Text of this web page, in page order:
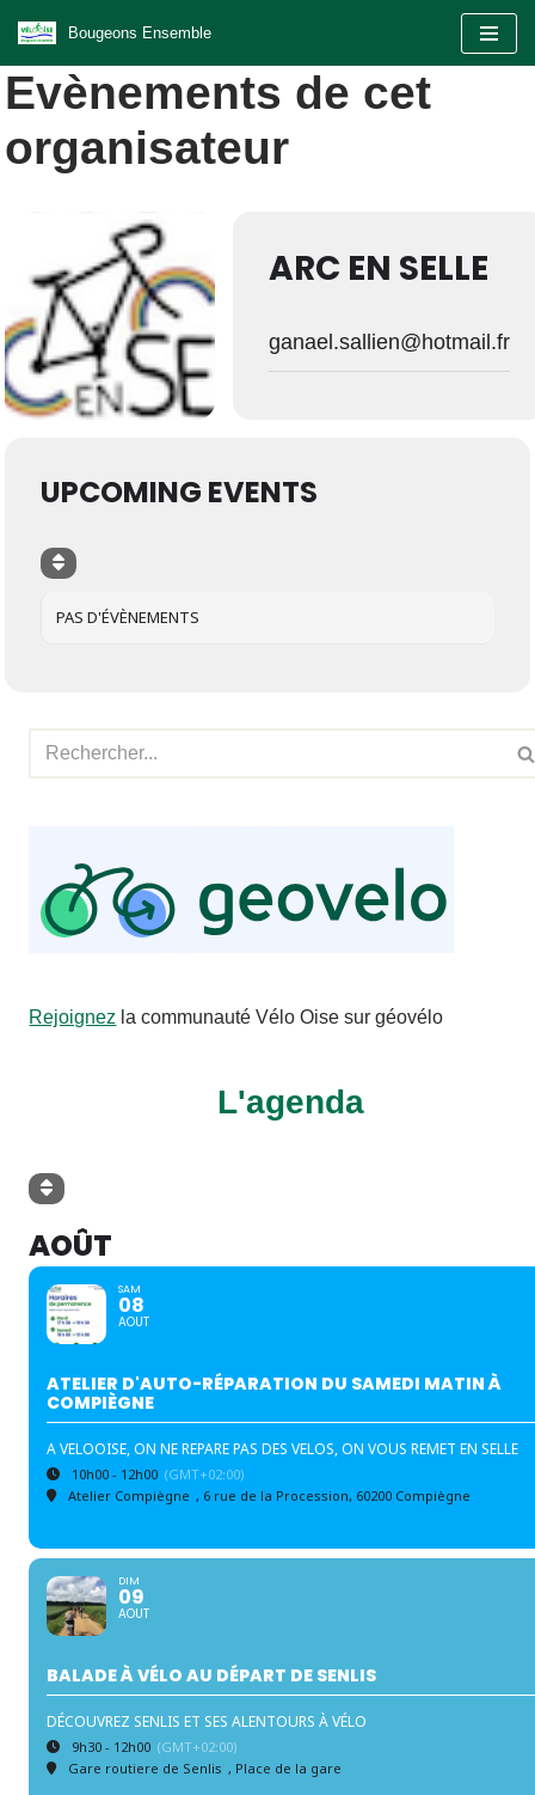
Aller
au
Bougeons Ensemble
Evènements de cet
organisateur
ARC EN SELLE
ganael.sallien@hotmail.fr
UPCOMING EVENTS
PAS D'ÉVÈNEMENTS
Rejoignez la communauté Vélo Oise sur géovélo
L'agenda
AOÛT
SAM
08
AOUT
ATELIER D'AUTO-RÉPARATION DU SAMEDI MATIN À
COMPIÈGNE
A VELOOISE, ON NE REPARE PAS DES VELOS, ON VOUS REMET EN SELLE
10h00 - 12h00 (GMT+02:00)
Atelier Compiègne , 6 rue de la Procession, 60200 Compiègne
DIM
09
AOUT
BALADE À VÉLO AU DÉPART DE SENLIS
DÉCOUVREZ SENLIS ET SES ALENTOURS À VÉLO
9h30 - 12h00 (GMT+02:00)
Gare routiere de Senlis , Place de la gare